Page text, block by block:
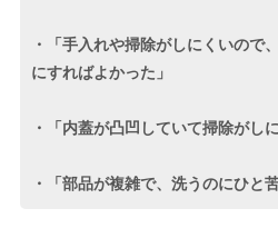
・「手入れや掃除がしにくいので
にすればよかった」
・「内蓋が凸凹していて掃除がし
・「部品が複雑で、洗うのにひと